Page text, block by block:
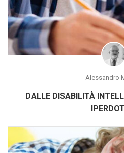
Alessandro
DALLE DISABILITÀ